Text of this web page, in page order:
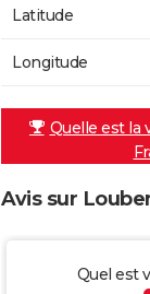
Latitude
Longitude
Quelle est la
Avis sur
Quel est